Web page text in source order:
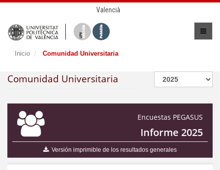
Valencià
Inicio Comunidad Universitaria
Comunidad Universitaria
Encuestas PEGASUS
Informe 2025
Versión imprimible de los resultados generales